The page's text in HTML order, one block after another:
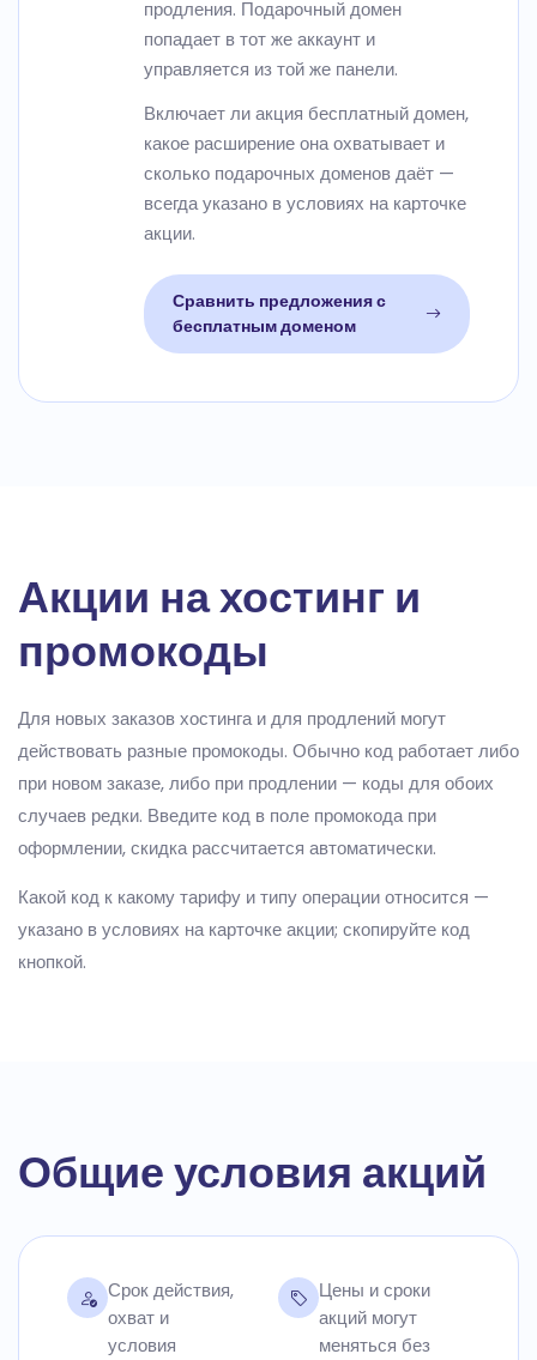
продления. Подарочный домен
попадает в тот же аккаунт и
управляется из той же панели.
Включает ли акция бесплатный домен,
какое расширение она охватывает и
сколько подарочных доменов даёт —
всегда указано в условиях на карточке
акции.
Сравнить предложения с
бесплатным доменом
Акции на хостинг и
промокоды
Для новых заказов хостинга и для продлений могут
действовать разные промокоды. Обычно код работает либо
при новом заказе, либо при продлении — коды для обоих
случаев редки. Введите код в поле промокода при
оформлении, скидка рассчитается автоматически.
Какой код к какому тарифу и типу операции относится —
указано в условиях на карточке акции; скопируйте код
кнопкой.
Общие условия акций
Срок действия,
охват и
условия
Цены и сроки
акций могут
меняться без